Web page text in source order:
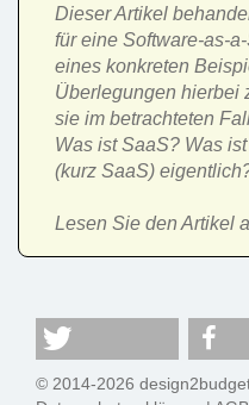
Dieser Artikel
für eine Software-as-
eines konkreten
Überlegungen hierbei
sie im betrachteten
Was ist SaaS? Was
(kurz SaaS)
Lesen Sie den Artikel
© 2014-2026